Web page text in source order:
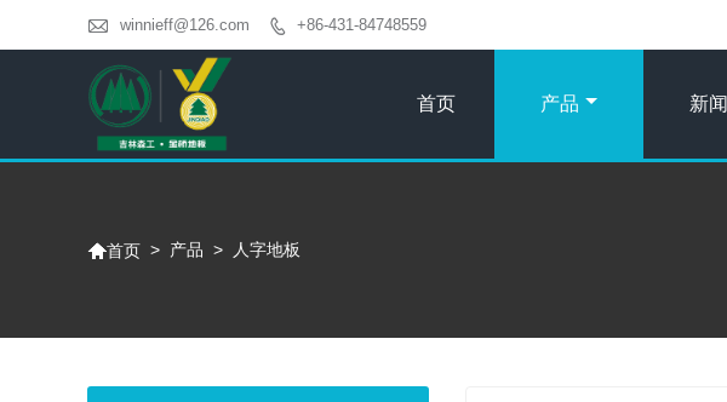
 winnieff@126.com  +86-431-84748559
首页 产品 新闻
首页 > 产品 > 人字地板